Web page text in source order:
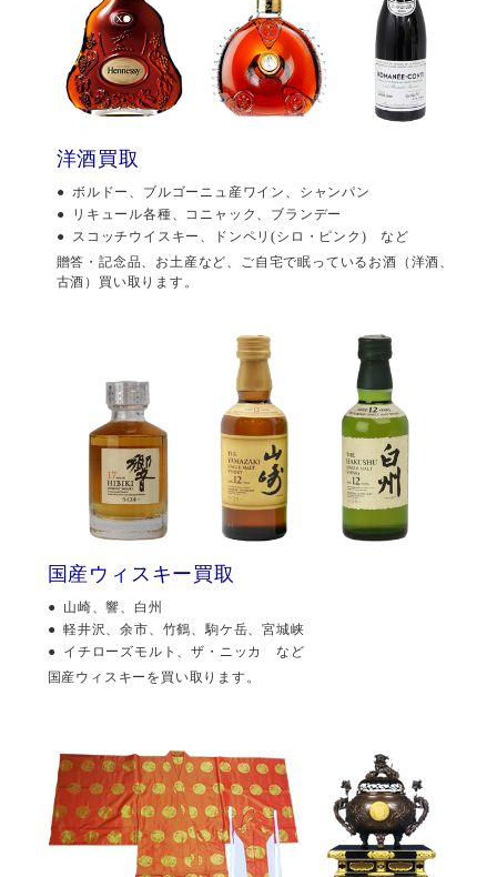
洋酒買取
ボルドー、ブルゴーニュ産ワイン、シャンパン
リキュール各種、コニャック、ブランデー
スコッチウイスキー、ドンペリ(シロ・ピンク) など
贈答・記念品、お土産など、ご自宅で眠っているお酒（洋酒、
古酒）買い取ります。
国産ウィスキー買取
山崎、響、白州
軽井沢、余市、竹鶴、駒ケ岳、宮城峡
イチローズモルト、ザ・ニッカ など
国産ウィスキーを買い取ります。